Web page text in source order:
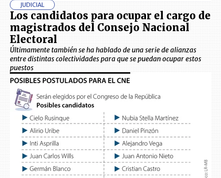
JUDICIAL
Los candidatos para ocupar el cargo de
magistrados del Consejo Nacional
Electoral
Últimamente también se ha hablado de una serie de alianzas
entre distintas colectividades para que se puedan ocupar estos
puestos